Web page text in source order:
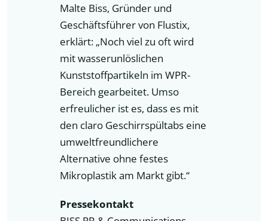
Malte Biss, Gründer und
Geschäftsführer von Flustix,
erklärt: „Noch viel zu oft wird
mit wasserunlöslichen
Kunststoffpartikeln im WPR-
Bereich gearbeitet. Umso
erfreulicher ist es, dass es mit
den claro Geschirrspültabs eine
umweltfreundlichere
Alternative ohne festes
Mikroplastik am Markt gibt.“
Pressekontakt